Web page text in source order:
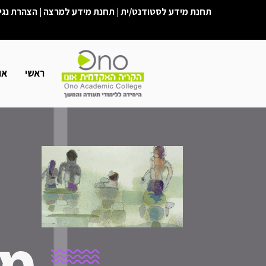
תחנת מידע לסטודנט/ית|תחנת מידע למרצה |הצהרת
ראשי